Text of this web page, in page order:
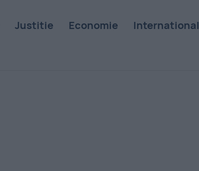
Justitie Economie International